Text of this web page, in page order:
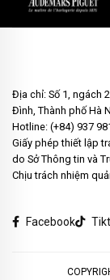
Địa chỉ: Số 1, ngách
Đình, Thành phố Hà
Hotline: (+84) 937
Giấy phép thiết lập
do Sở Thông tin và
Chịu trách nhiệm
Facebook